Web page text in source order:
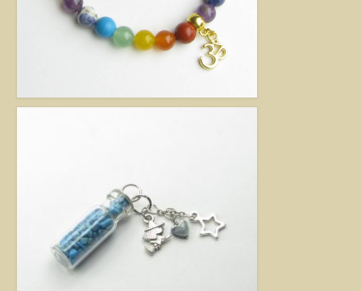
részben én készítettem. Úgy vélem, helyük van a Harmónia Ékszerek
világában, mivel ezek is az egyéniség szépségét emelik ki. Nagy gonddal
válogattam ki azokat az ékszereket, amelyek megfelelnek ennek a magas
minőségi és esztétikai követelménynek. Ezeket az ékszereket azoknak
vágynak. Kiváló ajándék lehet belőlük születésnapra, névnapra, karácsonyra.
Igény szerinti átalakítás – INGYENES
Rendelésre készült egyedi ékszer
Egyedi kőbefoglalás rendelésre